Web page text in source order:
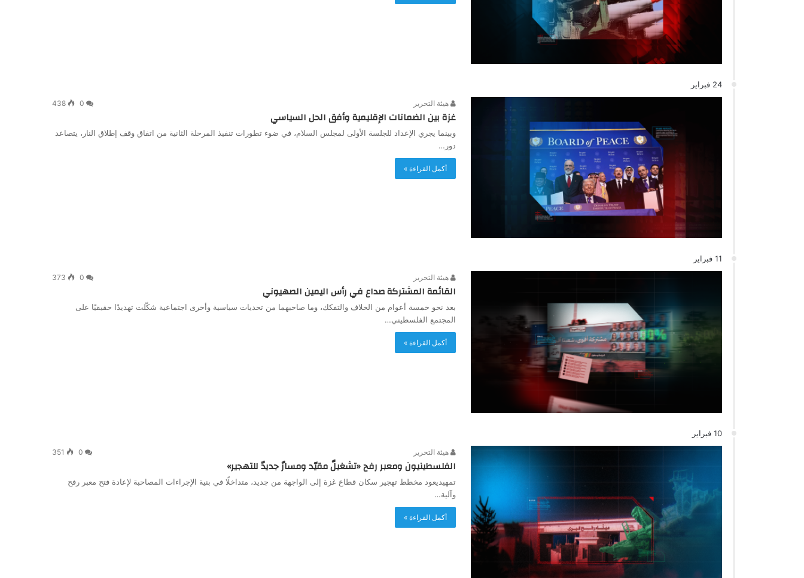
24 فبراير
هيئة التحرير 0
438
غزة بين الضمانات الإقليمية وأفق الحل السياسي
وبينما يجري الإعداد للجلسة الأولى لمجلس السلام، في ضوء تطورات تنفيذ المرحلة الثانية من اتفاق وقف إطلاق النار، يتصاعد
دور…
أكمل القراءة »
11 فبراير
هيئة التحرير 0
373
القائمة المشتركة صداع في رأس اليمين الصهيوني
بعد نحو خمسة أعوام من الخلاف والتفكك، وما صاحبهما من تحديات سياسية وأخرى اجتماعية شكّلت تهديدًا حقيقيًا على
المجتمع الفلسطيني…
أكمل القراءة »
10 فبراير
هيئة التحرير 0
351
الفلسطينيون ومعبر رفح «تشغيلٌ مقيّد ومسارٌ جديدٌ للتهجير»
تمهيديعود مخطط تهجير سكان قطاع غزة إلى الواجهة من جديد، متداخلًا في بنية الإجراءات المصاحبة لإعادة فتح معبر رفح
وآلية…
أكمل القراءة »